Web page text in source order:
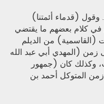
وقول (قدماء أئمتنا)
في كلام بعضهم ما يقتضي
(القاسمية) من الديلم
(المهدي أبي عبد الله
وكذلك كان (جمهور
المتوكل أحمد بن